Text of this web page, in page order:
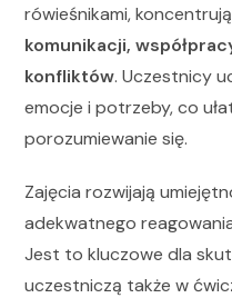
rówieśnikami,
komunikacji,
konfliktów. Uczestnicy
emocje i potrzeby, co
porozumiewanie się.
Zajęcia rozwijają
adekwatnego
Jest to kluczowe dla
uczestniczą także w